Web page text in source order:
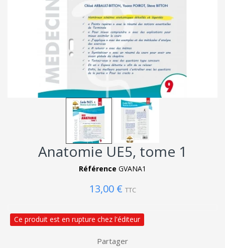
Anatomie UE5, tome 1
Référence GVANA1
13,00 € TTC
Ce produit est en rupture chez l'éditeur
Partager